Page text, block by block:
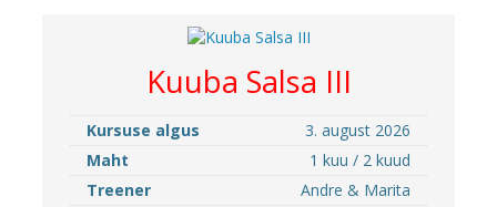
Kuuba Salsa III
Kursuse algus
3. august 2026
Maht
1 kuu / 2 kuud
Treener
Andre & Marita